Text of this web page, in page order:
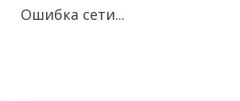
Ошибка сети...